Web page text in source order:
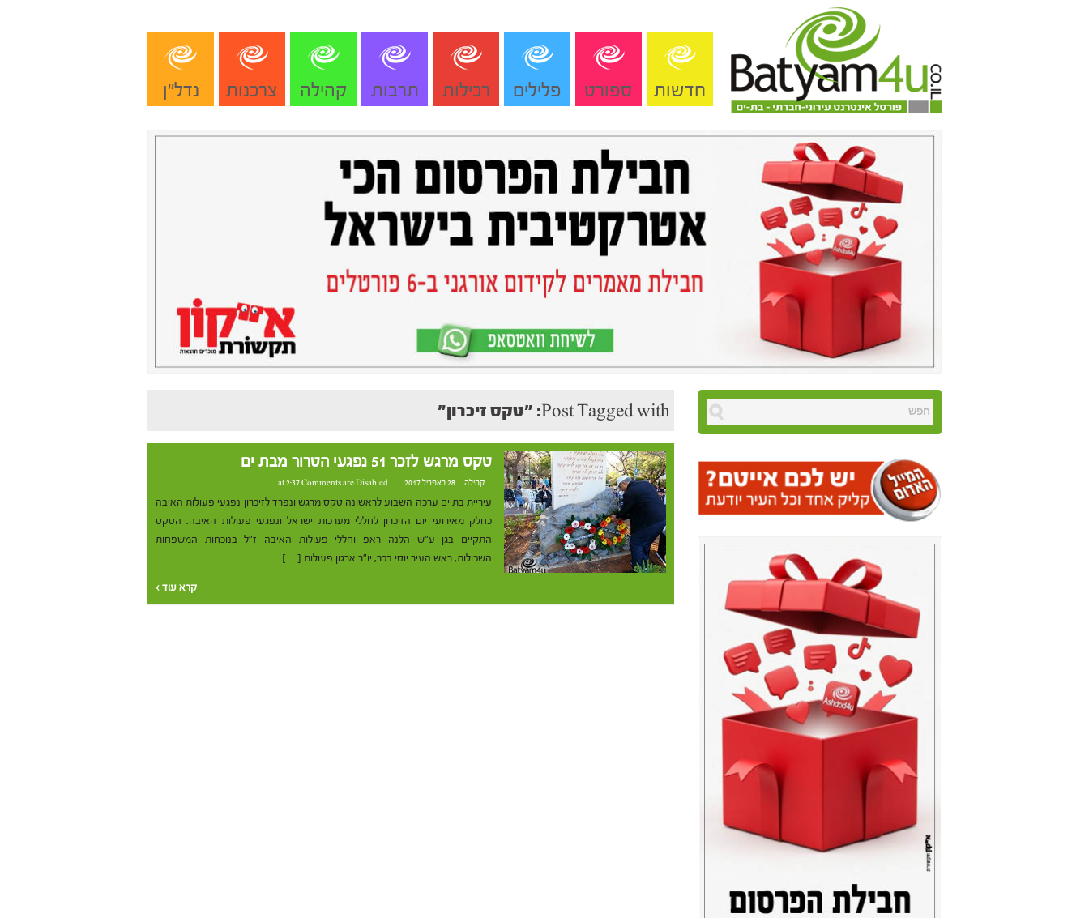
חדשות ספורט פלילים רכילות תרבות קהילה צרכנות נדל"ן
Post Tagged with: "טקס זיכרון"
טקס מרגש לזכר 51 נפגעי הטרור מבת ים
קהילה 28 באפריל 2017 at 2:37 Comments are Disabled
עיריית בת ים ערכה השבוע לראשונה טקס מרגש ונפרד לזיכרון נפגעי פעולות האיבה
כחלק מאירועי יום הזיכרון לחללי מערכות ישראל ונפגעי פעולות האיבה. הטקס
התקיים בגן ע"ש הלנה ראפ וחללי פעולות האיבה ז"ל בנוכחות המשפחות
השכולות, ראש העיר יוסי בכר, יו"ר ארגון פעולות […]
קרא עוד ›